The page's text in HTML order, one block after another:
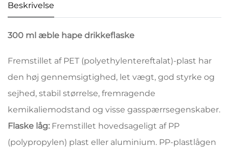
Beskrivelse
300 ml æble hape drikkeflaske
Fremstillet af PET (polyethylentereftalat)-plast har
den høj gennemsigtighed, let vægt, god styrke og
sejhed, stabil størrelse, fremragende
kemikaliemodstand og visse gasspærrsegenskaber.
Flaske låg: Fremstillet hovedsageligt af PP
(polypropylen) plast eller aluminium. PP-plastlågen